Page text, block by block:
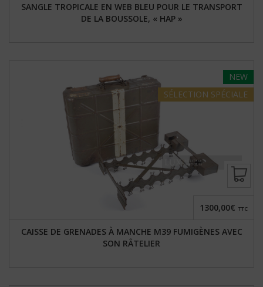
SANGLE TROPICALE EN WEB BLEU POUR LE TRANSPORT
DE LA BOUSSOLE, « HAP »
NEW
SÉLECTION SPÉCIALE
CAISSE DE GRENADES À MANCHE M39 FUMIGÈNES AVEC
SON RÂTELIER
1300,00€ TTC